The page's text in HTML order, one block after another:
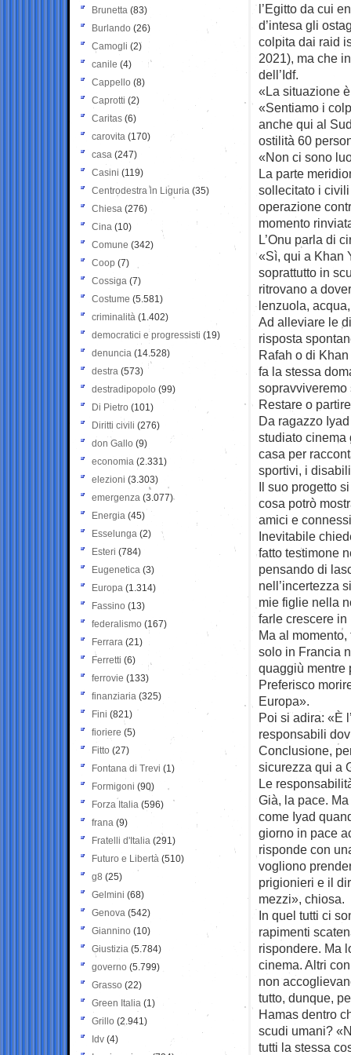
l’Egitto da cui
d’intesa gli
colpita dai raid
2021), ma che
dell’Idf.
«La situazione
«Sentiamo i
anche qui al
ostilità 60
«Non ci sono
La parte
sollecitato i
operazione
momento
L’Onu parla di
«Sì, qui a Khan
soprattutto in
ritrovano a
lenzuola,
Ad alleviare le
risposta
Rafah o di
fa la stessa
Restare o partire
Da ragazzo
studiato cinema
casa per
sportivi, i
Il suo progetto
cosa potrò
amici e
Inevitabile
fatto testimone
pensando di
nell’incertezza
mie figlie nella
farle crescere
Ma al
solo in Francia
quaggiù mentre
Preferisco
Europa».
Poi si adira: «È
responsabili
Conclusione,
sicurezza qui a
Le
Già, la pace.
come Iyad
giorno in pace
risponde con
vogliono
prigionieri e il
mezzi», chiosa.
In quel tutti ci
rapimenti
rispondere. Ma
cinema. Altri
non
tutto, dunque,
Hamas dentro
scudi umani?
tutti la stessa
Brunetta (83)
Burlando (26)
Camogli (2)
canile (4)
Cappello (8)
Caprotti (2)
Caritas (6)
carovita (170)
casa (247)
Casini (119)
Centrodestra in Liguria (35)
Chiesa (276)
Cina (10)
Comune (342)
Coop (7)
Cossiga (7)
Costume (5.581)
criminalità (1.402)
democratici e progressisti (19)
denuncia (14.528)
destra (573)
destradipopolo (99)
Di Pietro (101)
Diritti civili (276)
don Gallo (9)
economia (2.331)
elezioni (3.303)
emergenza (3.077)
Energia (45)
Esselunga (2)
Esteri (784)
Eugenetica (3)
Europa (1.314)
Fassino (13)
federalismo (167)
Ferrara (21)
Ferretti (6)
ferrovie (133)
finanziaria (325)
Fini (821)
fioriere (5)
Fitto (27)
Fontana di Trevi (1)
Formigoni (90)
Forza Italia (596)
frana (9)
Fratelli d'Italia (291)
Futuro e Libertà (510)
g8 (25)
Gelmini (68)
Genova (542)
Giannino (10)
Giustizia (5.784)
governo (5.799)
Grasso (22)
Green Italia (1)
Grillo (2.941)
Idv (4)